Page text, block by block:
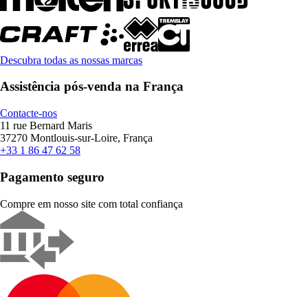
Descubra todas as nossas marcas
Assistência pós-venda na França
Contacte-nos
11 rue Bernard Maris
37270 Montlouis-sur-Loire, França
+33 1 86 47 62 58
Pagamento seguro
Compre em nosso site com total confiança